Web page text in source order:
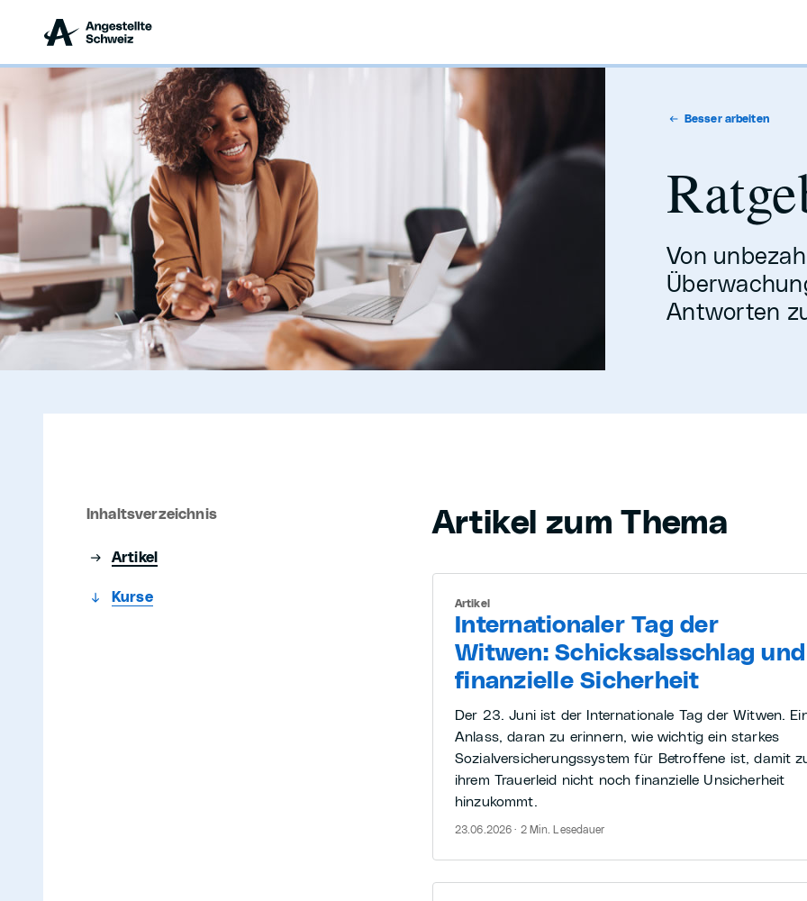
Besser arbeiten
Von
Antworten
Inhaltsverzeichnis
Artikel
Kurse
Artikel zum Thema
Internationaler Tag der
Witwen: Schicksalsschlag und
finanzielle Sicherheit
Artikel
Der 23. Juni ist der Internationale Tag der Witwen.
Anlass, daran zu erinnern, wie wichtig ein starkes
Sozialversicherungssystem für Betroffene ist, damit
ihrem Trauerleid nicht noch finanzielle Unsicherheit
hinzukommt.
23.06.2026 · 2 Min. Lesedauer